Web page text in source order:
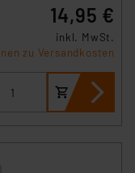
14,95 €
inkl. MwSt.
zu Versandkosten